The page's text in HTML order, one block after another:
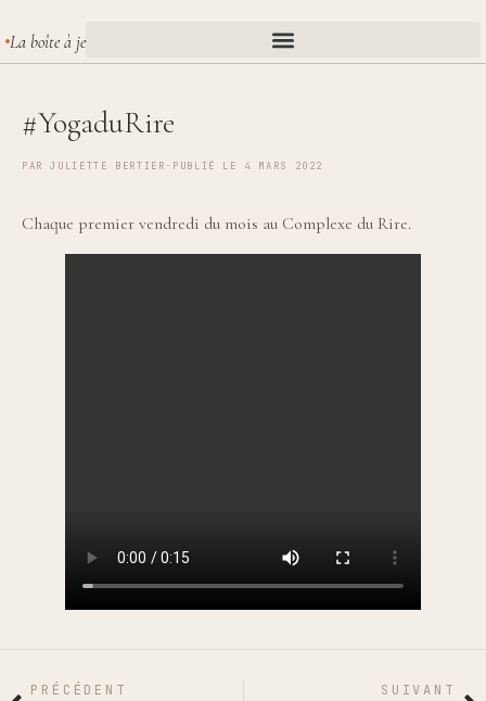
La boîte à je
#YogaduRire
PARJULIETTE BERTIER · PUBLIÉ LE 4 MARS 2022
Chaque premier vendredi du mois au Complexe du Rire.
PRÉCÉDENT SUIVANT